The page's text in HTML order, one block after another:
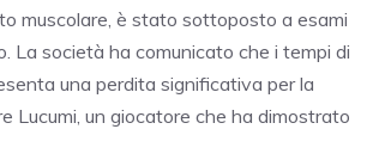
muscolare, è stato sottoposto a esami
La società ha comunicato che i tempi di
una perdita significativa per la
Lucumi, un giocatore che ha dimostrato